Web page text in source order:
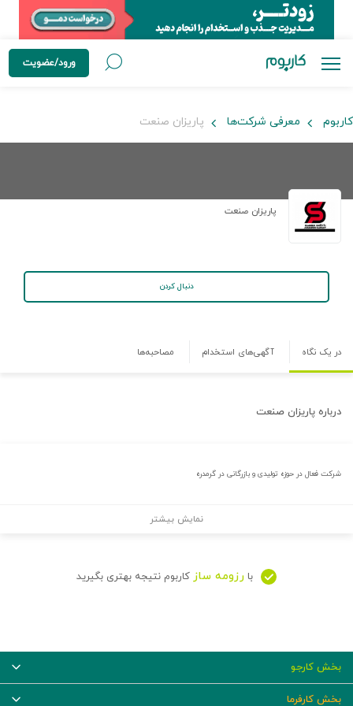
ورود/عضویت
کاربوم معرفی شرکت‌ها پاريزان صنعت
پاريزان صنعت
دنبال کردن
در یک نگاه آگهی‌های استخدام مصاحبه‌ها
درباره پاريزان صنعت
شرکت فعال در حوزه تولیدی و بازرگانی در گرمدره
نمایش بیشتر
با رزومه ساز کاربوم نتیجه بهتری بگیرید
بخش کارجو
بخش کارفرما